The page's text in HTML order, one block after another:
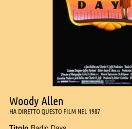
Woody Allen
HA DIRETTO QUESTO FILM NEL 1987